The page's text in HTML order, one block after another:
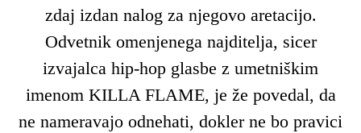
zdaj izdan nalog za njegovo aretacijo.
Odvetnik omenjenega najditelja, sicer
izvajalca hip-hop glasbe z umetniškim
imenom KILLA FLAME, je že povedal, da
ne nameravajo odnehati, dokler ne bo pravici